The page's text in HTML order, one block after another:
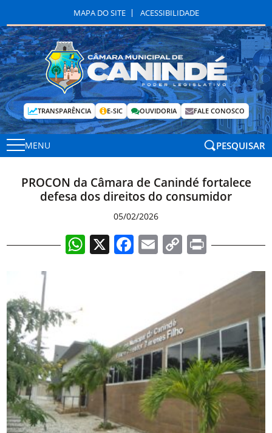
MAPA DO SITE ACESSIBILIDADE
TRANSPARÊNCIA E-SIC OUVIDORIA FALE CONOSCO
MENU PESQUISAR
PROCON da Câmara de Canindé fortalece
defesa dos direitos do consumidor
05/02/2026
WhatsApp
X Facebook
EmailCopyPrint